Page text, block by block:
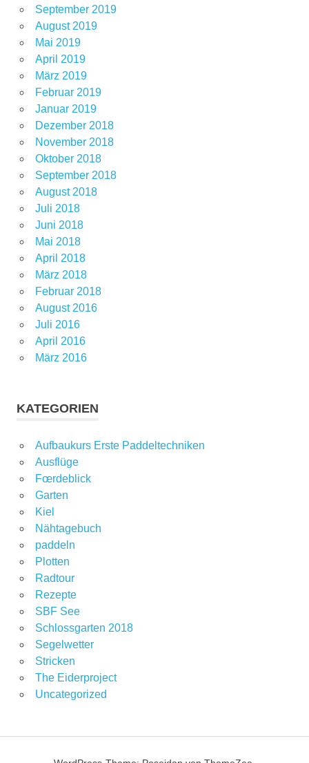
September 2019
August 2019
Mai 2019
April 2019
März 2019
Februar 2019
Januar 2019
Dezember 2018
November 2018
Oktober 2018
September 2018
August 2018
Juli 2018
Juni 2018
Mai 2018
April 2018
März 2018
Februar 2018
August 2016
Juli 2016
April 2016
März 2016
KATEGORIEN
Aufbaukurs Erste Paddeltechniken
Ausflüge
Fœrdeblick
Garten
Kiel
Nähtagebuch
paddeln
Plotten
Radtour
Rezepte
SBF See
Schlossgarten 2018
Segelwetter
Stricken
The Eiderproject
Uncategorized